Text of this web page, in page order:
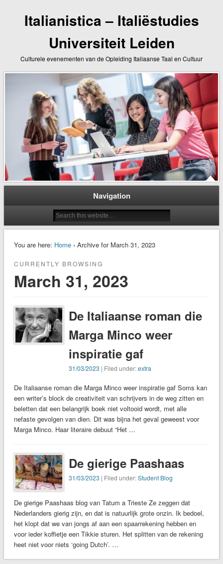
Italianistica – Italiëstudies
Universiteit Leiden
Culturele evenementen van de Opleiding Italiaanse Taal en Cultuur
Navigation
You are here: Home› Archive for March 31, 2023
CURRENTLY BROWSING
March 31, 2023
De Italiaanse roman die
Marga Minco weer
inspiratie gaf
31/03/2023 | Filed under:extra
De Italiaanse roman die Marga Minco weer inspiratie gaf Soms kan
een writer’s block de creativiteit van schrijvers in de weg zitten en
beletten dat een belangrijk boek niet voltooid wordt, met alle
nefaste gevolgen van dien. Dit was bijna het geval geweest voor
Marga Minco. Haar literaire debuut “Het …
De gierige Paashaas
31/03/2023 | Filed under:Student Blog
De gierige Paashaas blog van Tatum a Trieste Ze zeggen dat
Nederlanders gierig zijn, en dat is natuurlijk grote onzin. Ik bedoel,
het klopt dat we van jongs af aan een spaarrekening hebben en
voor ieder koffietje een Tikkie sturen. Het splitten van de rekening
heet niet voor niets ‘going Dutch’. …